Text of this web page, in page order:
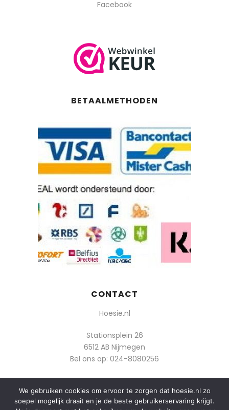
Facebook
BETAALMETHODEN
CONTACT
Hoesie.nl
Stationsplein 26
6512 AB Nijmegen
Bel ons op: 024-8080256
Of mail: info@hoesie.nl
We gebruiken cookies om ervoor te zorgen dat hoesie.nl zo
soepel mogelijk draait en je de beste gebruikerservaring krijgt.